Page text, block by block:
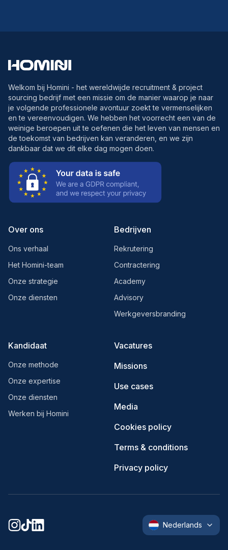
Welkom bij Homini - het wereldwijde recruitment & project
sourcing bedrijf met een missie om de manier waarop je naar
je volgende professionele avontuur zoekt te vermenselijken
en te vereenvoudigen. We hebben het voorrecht een van de
weinige beroepen uit te oefenen die het leven van mensen en
de toekomst van bedrijven kan veranderen, en we zijn
dankbaar dat we dit elke dag mogen doen.
Over ons
Ons verhaal
Het Homini-team
Onze strategie
Onze diensten
Bedrijven
Rekrutering
Contractering
Academy
Advisory
Werkgeversbranding
Kandidaat
Onze methode
Onze expertise
Onze diensten
Werken bij Homini
Vacatures
Missions
Use cases
Media
Cookies policy
Terms & conditions
Privacy policy
Nederlands